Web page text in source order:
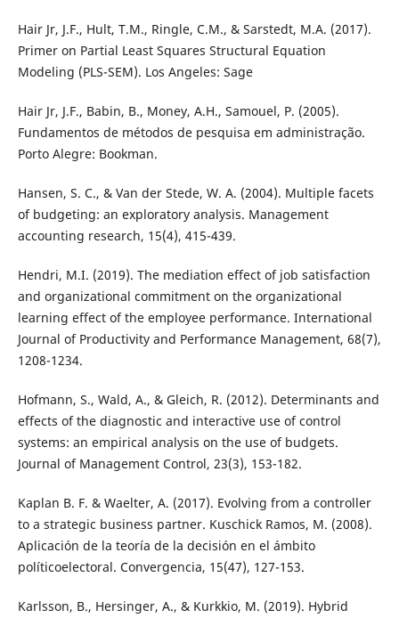
Hair Jr, J.F., Hult, T.M., Ringle, C.M., & Sarstedt, M.A. (2017).
Primer on Partial Least Squares Structural Equation
Modeling (PLS-SEM). Los Angeles: Sage
Hair Jr, J.F., Babin, B., Money, A.H., Samouel, P. (2005).
Fundamentos de métodos de pesquisa em administração.
Porto Alegre: Bookman.
Hansen, S. C., & Van der Stede, W. A. (2004). Multiple facets
of budgeting: an exploratory analysis. Management
accounting research, 15(4), 415-439.
Hendri, M.I. (2019). The mediation effect of job satisfaction
and organizational commitment on the organizational
learning effect of the employee performance. International
Journal of Productivity and Performance Management, 68(7),
1208-1234.
Hofmann, S., Wald, A., & Gleich, R. (2012). Determinants and
effects of the diagnostic and interactive use of control
systems: an empirical analysis on the use of budgets.
Journal of Management Control, 23(3), 153-182.
Kaplan B. F. & Waelter, A. (2017). Evolving from a controller
to a strategic business partner. Kuschick Ramos, M. (2008).
Aplicación de la teoría de la decisión en el ámbito
políticoelectoral. Convergencia, 15(47), 127-153.
Karlsson, B., Hersinger, A., & Kurkkio, M. (2019). Hybrid